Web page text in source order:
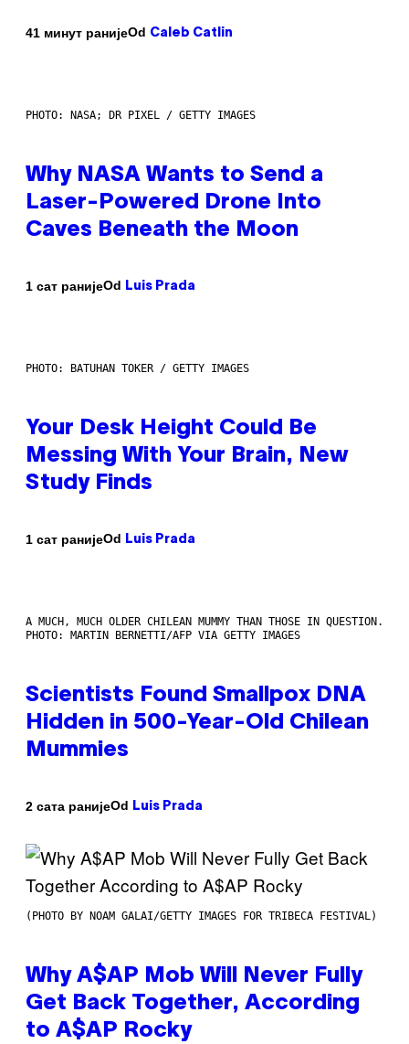
41 минут ранијеOd Caleb Catlin
PHOTO: NASA; DR PIXEL / GETTY IMAGES
Why NASA Wants to Send a
Laser-Powered Drone Into
Caves Beneath the Moon
1 сат ранијеOd Luis Prada
PHOTO: BATUHAN TOKER / GETTY IMAGES
Your Desk Height Could Be
Messing With Your Brain, New
Study Finds
1 сат ранијеOd Luis Prada
A MUCH, MUCH OLDER CHILEAN MUMMY THAN THOSE IN QUESTION.
PHOTO: MARTIN BERNETTI/AFP VIA GETTY IMAGES
Scientists Found Smallpox DNA
Hidden in 500-Year-Old Chilean
Mummies
2 сата ранијеOd Luis Prada
(PHOTO BY NOAM GALAI/GETTY IMAGES FOR TRIBECA FESTIVAL)
Why A$AP Mob Will Never Fully
Get Back Together, According
to A$AP Rocky